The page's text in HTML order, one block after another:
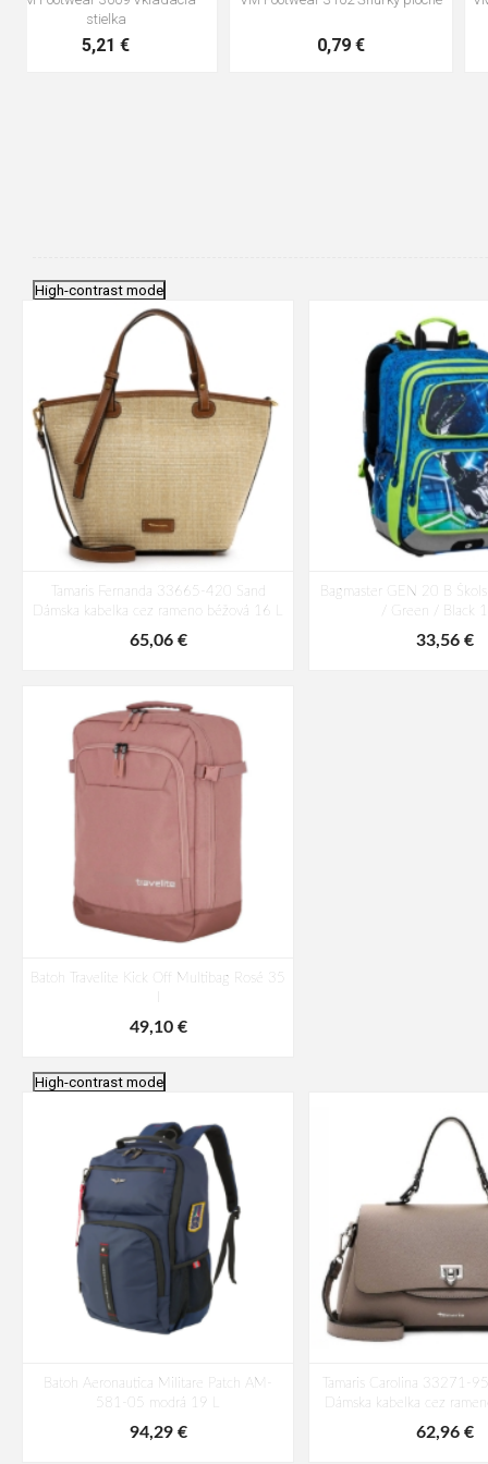
0,83 € 4,41 €
High-contrast mode
Tamaris Fernanda 33665-420 Sand
Dámska kabelka cez rameno béžová 16 L
65,06 €
Bagmaster GEN 20 B
/ Green / Black
33,56 €
Batoh Travelite Kick Off Multibag Rosé 35
49,10 €
High-contrast mode
Batoh Aeronautica Militare Patch AM-
581-05 modrá 19 L
94,29 €
Tamaris Carolina 33271-
Dámska kabelka cez
62,96 €